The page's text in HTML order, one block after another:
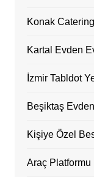
Konak
Kartal Evden
İzmir Tabldot
Beşiktaş
Kişiye Özel
Araç Platformu